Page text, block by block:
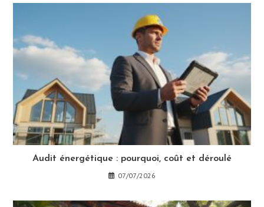
Audit énergétique : pourquoi, coût et déroulé
07/07/2026